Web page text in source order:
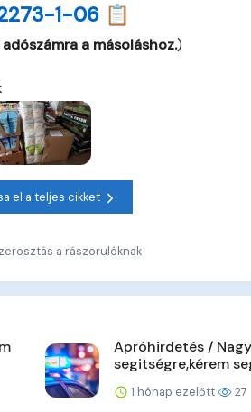
1-06 📋
a másoláshoz.)
el a teljes cikket
a rászorulóknak
Apróhirdetés /
segitségre,kérem
1 hónap ezelőtt 27